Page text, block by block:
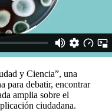
y Ciencia”, una
para debatir, encontrar
amplia sobre el
ciudadana.